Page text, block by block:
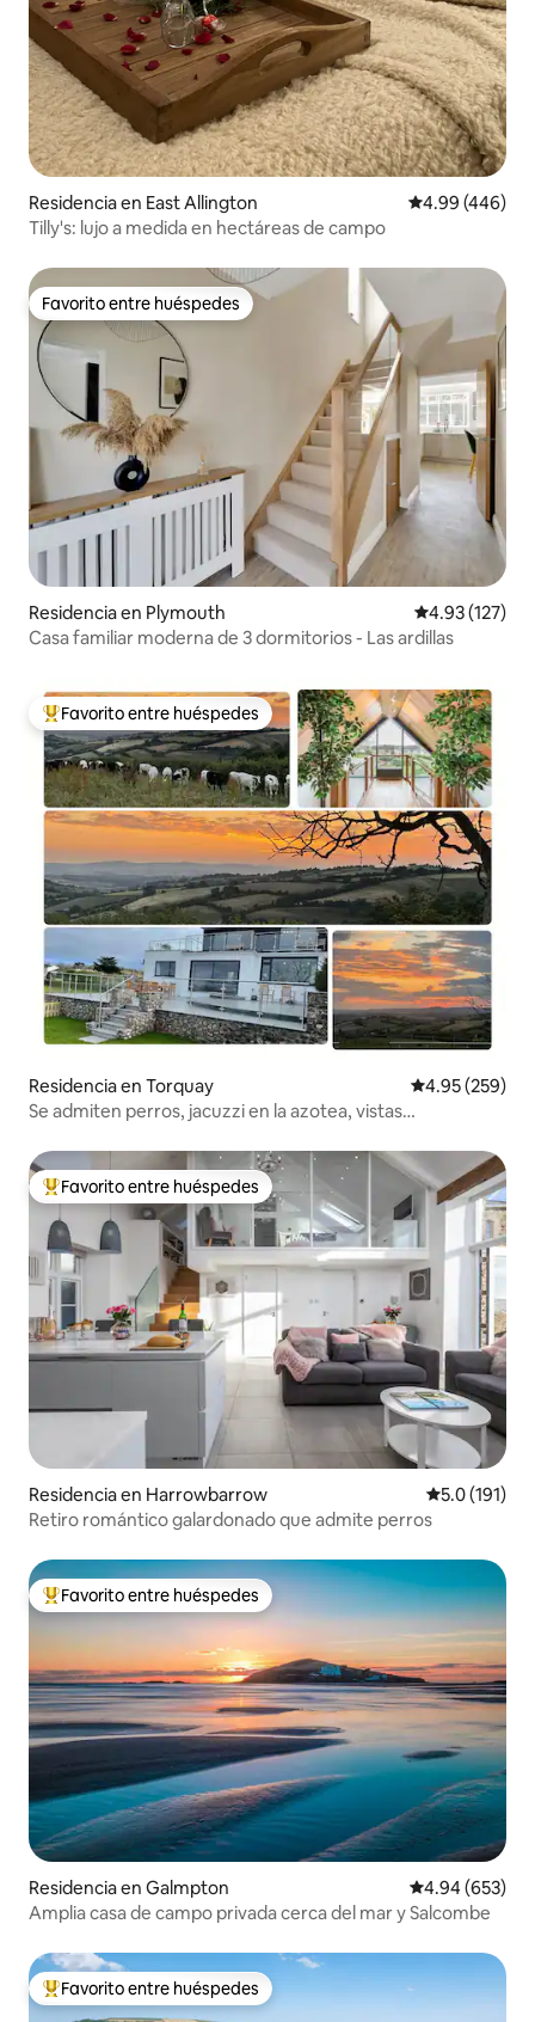
Residencia en East Allington Calificación
4.99 (446)
Tilly's: lujo a medida en hectáreas de campo
Favorito entre huéspedes
Favorito entre huéspedes
Residencia en Plymouth Calificación
4.93 (127)
Casa familiar moderna de 3 dormitorios - Las ardillas
De los mejores en Favorito entre huéspedes
Favorito entre huéspedes
Residencia en Torquay Calificación
4.95 (259)
Se admiten perros, jacuzzi en la azotea, vistas
De los mejores en Favorito entre huéspedes
Favorito entre huéspedes
Residencia en Harrowbarrow Calificación
5.0 (191)
Retiro romántico galardonado que admite perros
De los mejores en Favorito entre huéspedes
Favorito entre huéspedes
Residencia en Galmpton Calificación
4.94 (653)
Amplia casa de campo privada cerca del mar y Salcombe
De los mejores en Favorito entre huéspedes
Favorito entre huéspedes